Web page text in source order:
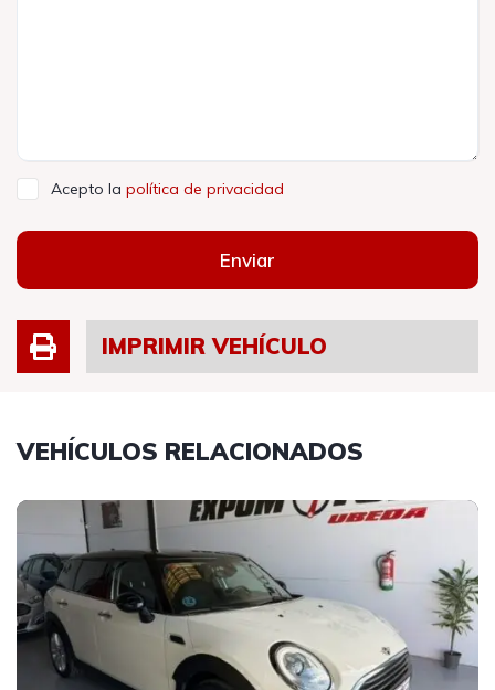
Acepto la política de privacidad
Enviar
IMPRIMIR VEHÍCULO
VEHÍCULOS RELACIONADOS